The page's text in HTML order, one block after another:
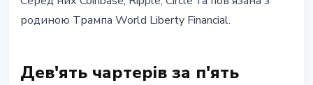
родиною Трампа World Liberty Financial.
Дев'ять чартерів за п'ять